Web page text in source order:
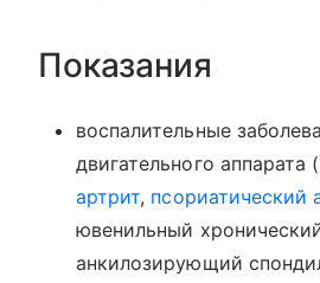
Показания
воспалительные
двигательного аппарата (
артрит, псориатический
ювенильный
анкилозирующий